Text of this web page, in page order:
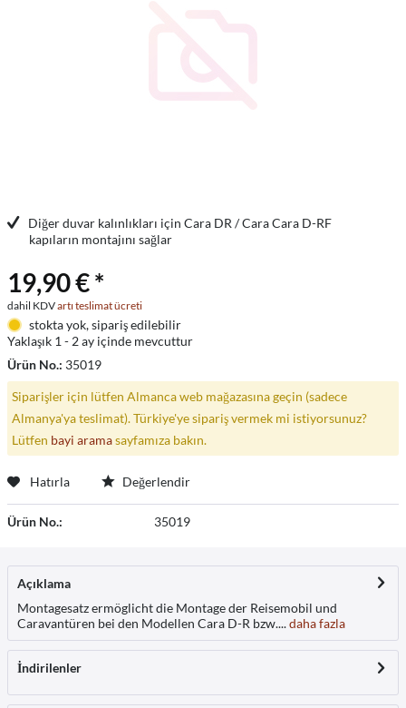
Diğer duvar kalınlıkları için Cara DR / Cara Cara D-RF
kapıların montajını sağlar
19,90 € *
dahil KDVartı teslimat ücreti
stokta yok, sipariş edilebilir
Yaklaşık 1 - 2 ay içinde mevcuttur
Ürün No.: 35019
Siparişler için lütfen Almanca web mağazasına geçin (sadece
Almanya'ya teslimat). Türkiye'ye sipariş vermek mi istiyorsunuz?
Lütfen bayi aramasayfamıza bakın.
Hatırla Değerlendir
Ürün No.: 35019
Açıklama
Montagesatz ermöglicht die Montage der Reisemobil und
Caravantüren bei den Modellen Cara D-R bzw....daha fazla
İndirilenler